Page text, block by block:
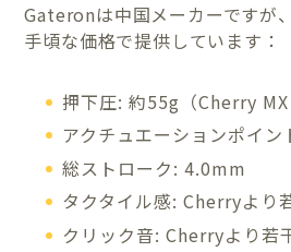
Gateronは中国メーカーですが
手頃な価格で提供しています：
押下圧: 約55g（Cherry MX
アクチュエーションポイ
総ストローク: 4.0mm
タクタイル感: Cherryより
クリック音: Cherryより若